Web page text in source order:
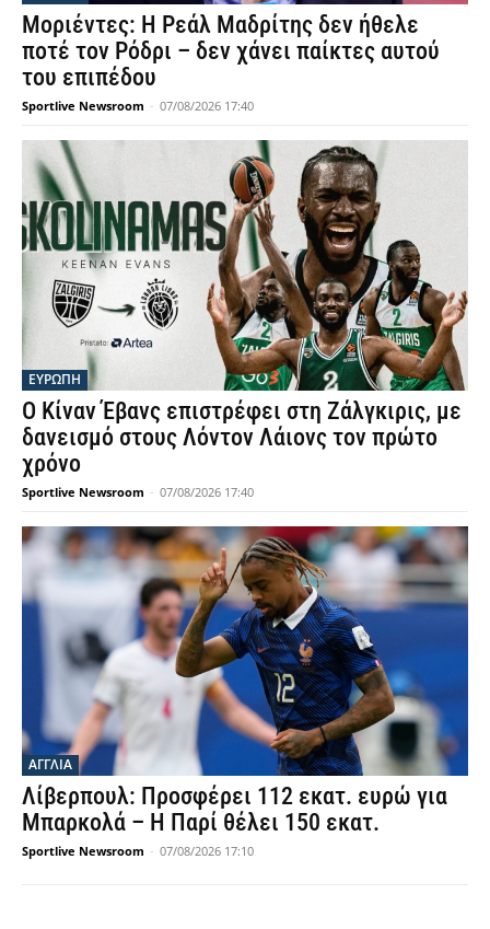
Μοριέντες: Η Ρεάλ Μαδρίτης δεν ήθελε
ποτέ τον Ρόδρι – δεν χάνει παίκτες αυτού
του επιπέδου
Sportlive Newsroom - 07/08/2026 17:40
ΕΥΡΩΠΗ
Ο Κίναν Έβανς επιστρέφει στη Ζάλγκιρις, με
δανεισμό στους Λόντον Λάιονς τον πρώτο
χρόνο
Sportlive Newsroom - 07/08/2026 17:40
ΑΓΓΛΙΑ
Λίβερπουλ: Προσφέρει 112 εκατ. ευρώ για
Μπαρκολά – Η Παρί θέλει 150 εκατ.
Sportlive Newsroom - 07/08/2026 17:10